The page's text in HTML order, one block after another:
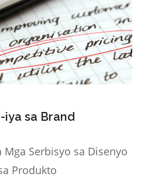
iya sa Brand
Mga Serbisyo sa Disenyo
Produkto